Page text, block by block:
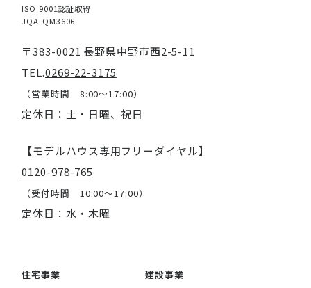
ISO 9001認証取得
JQA-QM3606
〒383-0021 長野県中野市西2-5-11
TEL.0269-22-3175
（営業時間 8:00～17:00）
定休日：土・日曜、祝日
【モデルハウス専用フリーダイヤル】
0120-978-765
（受付時間 10:00～17:00）
定休日：水・木曜
住宅事業 建設事業